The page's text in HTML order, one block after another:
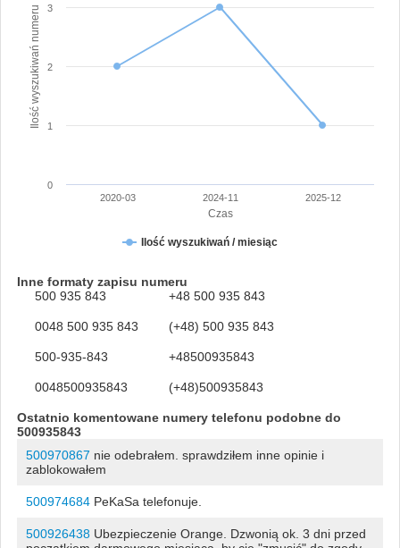
Czas
Ilość wyszukiwań numeru
Ilość wyszukiwań / miesiąc
2020-03 2024-11 2025-12
0
1
2
3
Inne formaty zapisu numeru
500 935 843
+48 500 935 843
0048 500 935 843 (+48) 500 935 843
500-935-843 +48500935843
0048500935843 (+48)500935843
Ostatnio komentowane numery telefonu podobne do
500935843
500970867 nie odebrałem. sprawdziłem inne opinie i
zablokowałem
500974684PeKaSa telefonuje.
500926438Ubezpieczenie Orange. Dzwonią ok. 3 dni przed